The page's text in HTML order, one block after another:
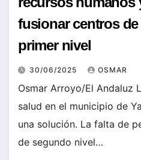
fusionar centros
primer nivel
30/06/2025 OSMAR
Osmar Arroyo/El Andaluz
salud en el municipio de
una solución. La falta de
de segundo nivel…